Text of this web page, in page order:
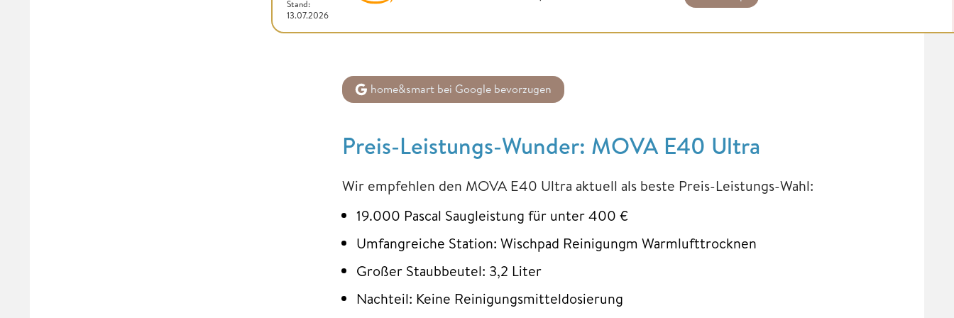
Stand:
13.07.2026
home&smart bei Google bevorzugen
Preis-Leistungs-Wunder: MOVA E40 Ultra
Wir empfehlen den MOVA E40 Ultra aktuell als beste Preis-Leistungs-Wahl:
19.000 Pascal Saugleistung für unter 400 €
Umfangreiche Station: Wischpad Reinigungm Warmlufttrocknen
Großer Staubbeutel: 3,2 Liter
Nachteil: Keine Reinigungsmitteldosierung